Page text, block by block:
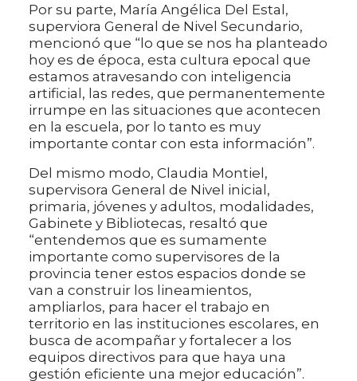
Por su parte, María Angélica Del Estal,
superviora General de Nivel Secundario,
mencionó que “lo que se nos ha planteado
hoy es de época, esta cultura epocal que
estamos atravesando con inteligencia
artificial, las redes, que permanentemente
irrumpe en las situaciones que acontecen
en la escuela, por lo tanto es muy
importante contar con esta información”.
Del mismo modo, Claudia Montiel,
supervisora General de Nivel inicial,
primaria, jóvenes y adultos, modalidades,
Gabinete y Bibliotecas, resaltó que
“entendemos que es sumamente
importante como supervisores de la
provincia tener estos espacios donde se
van a construir los lineamientos,
ampliarlos, para hacer el trabajo en
territorio en las instituciones escolares, en
busca de acompañar y fortalecer a los
equipos directivos para que haya una
gestión eficiente una mejor educación”.